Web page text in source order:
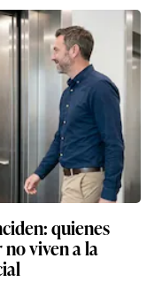
quienes
viven a la